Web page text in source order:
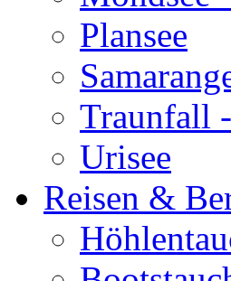
Plansee
Traunfall
Urisee
Reisen &